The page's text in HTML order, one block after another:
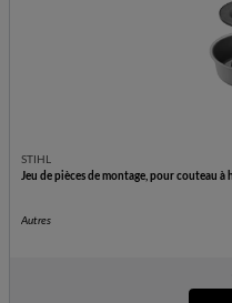
STIHL
Jeu de pièces de montage, pour couteau à
Autres